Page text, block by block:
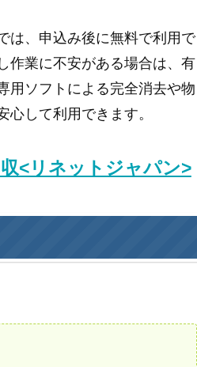
は、申込み後に無料で利用で
作業に不安がある場合は、有
用ソフトによる完全消去や物
して利用できます。
収<リネットジャパン>